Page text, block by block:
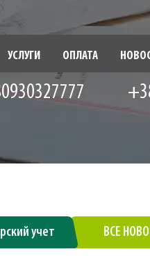
УСЛУГИ ОПЛАТА
учет ВСЕ